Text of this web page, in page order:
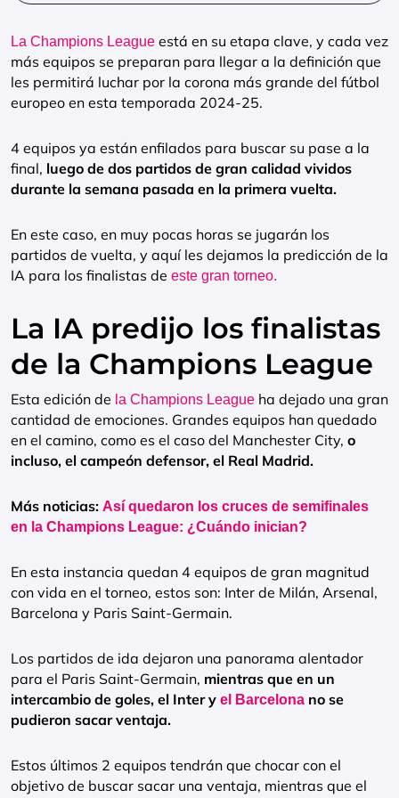
La Champions League está en su etapa clave, y cada vez
más equipos se preparan para llegar a la definición que
les permitirá luchar por la corona más grande del fútbol
europeo en esta temporada 2024-25.
4 equipos ya están enfilados para buscar su pase a la
final, luego de dos partidos de gran calidad vividos
durante la semana pasada en la primera vuelta.
En este caso, en muy pocas horas se jugarán los
partidos de vuelta, y aquí les dejamos la predicción de la
IA para los finalistas de este gran torneo.
La IA predijo los finalistas
de la Champions League
Esta edición de la Champions League ha dejado una gran
cantidad de emociones. Grandes equipos han quedado
en el camino, como es el caso del Manchester City, o
incluso, el campeón defensor, el Real Madrid.
Más noticias: Así quedaron los cruces de semifinales
en la Champions League: ¿Cuándo inician?
En esta instancia quedan 4 equipos de gran magnitud
con vida en el torneo, estos son: Inter de Milán, Arsenal,
Barcelona y Paris Saint-Germain.
Los partidos de ida dejaron una panorama alentador
para el Paris Saint-Germain, mientras que en un
intercambio de goles, el Inter y el Barcelona no se
pudieron sacar ventaja.
Estos últimos 2 equipos tendrán que chocar con el
objetivo de buscar sacar una ventaja, mientras que el